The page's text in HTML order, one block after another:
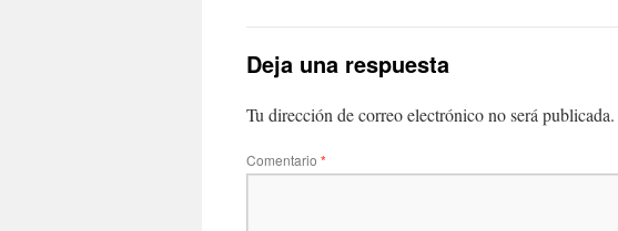
Deja una respuesta
Tu dirección de correo electrónico no será publicada.
Comentario *